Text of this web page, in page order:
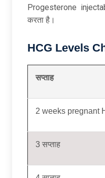
Progesterone
करता है।
HCG Levels
सप्ताह
2 weeks pregnant
3 सप्ताह